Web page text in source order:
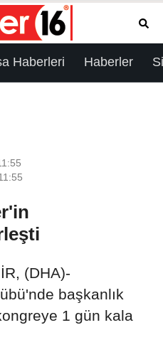
Haberleri Haberler
(DHA)-
başkanlık
1 gün kala